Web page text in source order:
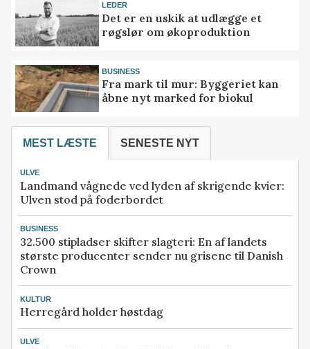
LEDER
Det er en uskik at udlægge et
røgslør om økoproduktion
BUSINESS
Fra mark til mur: Byggeriet kan
åbne nyt marked for biokul
MEST LÆSTE SENESTE NYT
ULVE
Landmand vågnede ved lyden af skrigende kvier:
Ulven stod på foderbordet
BUSINESS
32.500 stipladser skifter slagteri: En af landets
største producenter sender nu grisene til Danish
Crown
KULTUR
Herregård holder høstdag
ULVE